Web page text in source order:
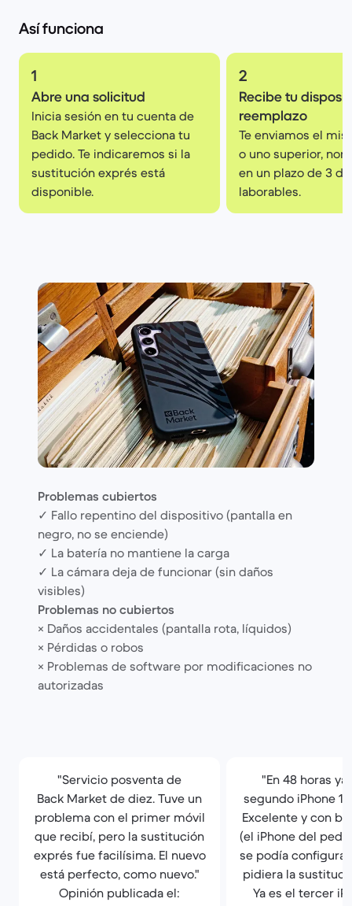
Así funciona
1
Abre una solicitud
Inicia sesión en tu cuenta de
Back Market y selecciona tu
pedido. Te indicaremos si la
sustitución exprés está
disponible.
2
Recibe tu
reemplazo
Te enviamos el
o uno superior,
en un plazo de 3
laborables.
Problemas cubiertos
✓ Fallo repentino del dispositivo (pantalla en
negro, no se enciende)
✓ La batería no mantiene la carga
✓ La cámara deja de funcionar (sin daños
visibles)
Problemas no cubiertos
× Daños accidentales (pantalla rota, líquidos)
× Pérdidas o robos
× Problemas de software por modificaciones no
autorizadas
"Servicio posventa de
Back Market de diez. Tuve un
problema con el primer móvil
que recibí, pero la sustitución
exprés fue facilísima. El nuevo
está perfecto, como nuevo."
Opinión publicada el:
"En 48 horas
segundo iPhone
Excelente y con
(el iPhone del
se podía
pidiera la
Ya es el tercer